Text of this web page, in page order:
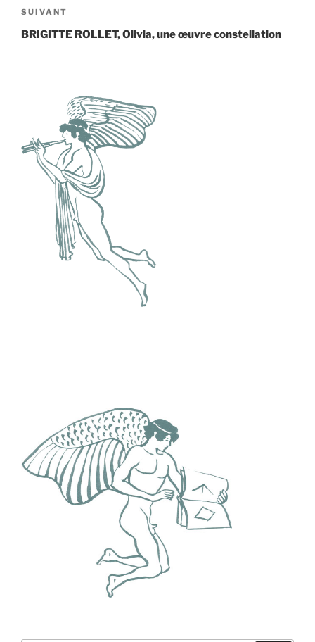
Article
suivant
SUIVANT
BRIGITTE ROLLET, Olivia, une œuvre constellation